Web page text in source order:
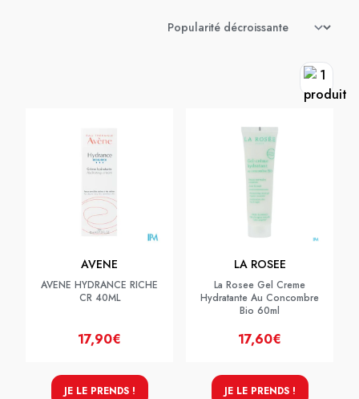
AVENE
AVENE HYDRANCE RICHE
CR 40ML
17,90€
JE LE PRENDS !
LA ROSEE
La Rosee Gel Creme
Hydratante Au Concombre
Bio 60ml
17,60€
JE LE PRENDS !